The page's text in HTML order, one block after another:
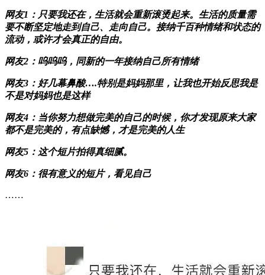
网友1：只要我还在，生活就会重新滚烫起来。生活的质量需
要不断坚定地走到自己、走向自己。接纳千百种情绪和状态的
流动，或许才会真正的自由。
网友2：呜呜呜，同新的一年接纳自己所有情绪
网友3：好几幕鼻酸….特别是妈妈那里，让我也开始反思我是
不是对妈妈也是这样
网友4：当你努力想做完美的自己的时候，你才发现原来大家
都不是完美的，有点缺憾，才是完美的人生
网友5：这个短片拍得真细腻。
网友6：很有意义的短片，看见自己
……